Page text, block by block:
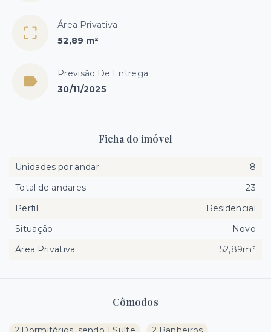
Área Privativa
52,89 m²
Previsão De Entrega
30/11/2025
Cômodos
Ficha do imóvel
Unidades por andar
8
Total de andares
23
Perfil
Residencial
Situação
Novo
Área Privativa
52,89m²